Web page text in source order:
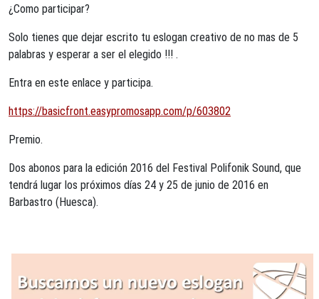
¿Como participar?
Solo tienes que dejar escrito tu eslogan creativo de no mas de 5
palabras y esperar a ser el elegido !!! .
Entra en este enlace y participa.
https://basicfront.easypromosapp.com/p/603802
Premio.
Dos abonos para la edición 2016 del Festival Polifonik Sound, que
tendrá lugar los próximos días 24 y 25 de junio de 2016 en
Barbastro (Huesca).